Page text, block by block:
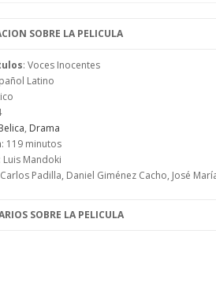
SOBRE LA PELICULA
: Voces Inocentes
Latino
, Drama
: 119 minutos
: Luis Mandoki
Padilla, Daniel Giménez Cacho, José
SOBRE LA PELICULA